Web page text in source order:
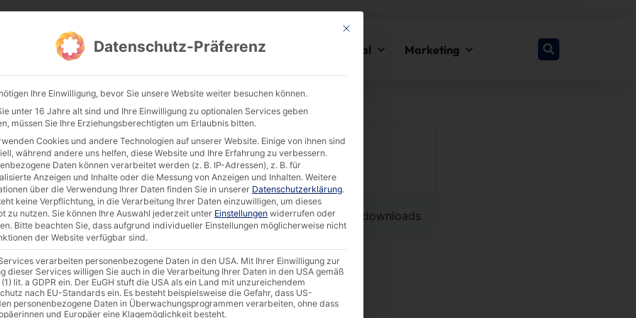
Products Documentation & Software Company & Legal Marketing
The perfect industrial PC! What makes the difference?
5877 downloads
This button closes the dialog. Its functionality is identical to the Nur
Datenschutz-Präferenz
Ihre Einwilligung, bevor Sie unsere Website weiter besuchen können.
unter 16 Jahre alt sind und Ihre Einwilligung zu optionalen Services geben
müssen Sie Ihre Erziehungsberechtigten um Erlaubnis bitten.
Cookies und andere Technologien auf unserer Website. Einige von ihnen sind
während andere uns helfen, diese Website und Ihre Erfahrung zu verbessern.
Daten können verarbeitet werden (z. B. IP-Adressen), z. B. für
Anzeigen und Inhalte oder die Messung von Anzeigen und Inhalten. Weitere
über die Verwendung Ihrer Daten finden Sie in unserer Datenschutzerklärung.
keine Verpflichtung, in die Verarbeitung Ihrer Daten einzuwilligen, um dieses
zu nutzen. Sie können Ihre Auswahl jederzeit unter Einstellungen widerrufen oder
Bitte beachten Sie, dass aufgrund individueller Einstellungen möglicherweise nicht
der Website verfügbar sind.
verarbeiten personenbezogene Daten in den USA. Mit Ihrer Einwilligung zur
dieser Services willigen Sie auch in die Verarbeitung Ihrer Daten in den USA gemäß
lit. a GDPR ein. Der EuGH stuft die USA als ein Land mit unzureichendem
nach EU-Standards ein. Es besteht beispielsweise die Gefahr, dass US-
personenbezogene Daten in Überwachungsprogrammen verarbeiten, ohne dass
und Europäer eine Klagemöglichkeit besteht.